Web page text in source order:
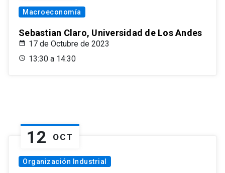
Macroeconomía
Sebastian Claro, Universidad de Los Andes
17 de Octubre de 2023
13:30 a 14:30
12 OCT
Organización Industrial